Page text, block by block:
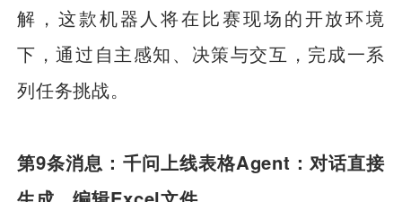
解，这款机器人将在比赛现场的开放环境
下，通过自主感知、决策与交互，完成一系
列任务挑战。
第9条消息：千问上线表格Agent：对话直接